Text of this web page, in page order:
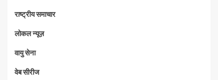
राष्ट्रीय समाचार
लोकल न्यूज़
वायु सेना
वेब सीरीज